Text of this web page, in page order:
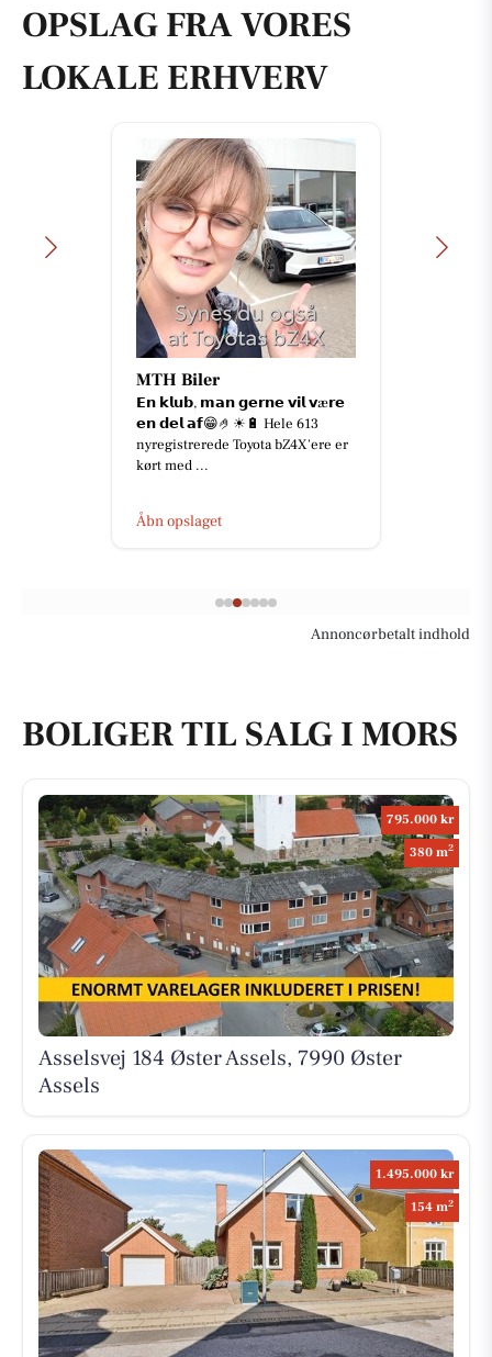
OPSLAG FRA VORES
LOKALE ERHVERV
𝗺𝗮𝗻 𝗴𝗲𝗿𝗻𝗲 𝘃𝗶𝗹 𝘃æ𝗿𝗲
𝗮𝗳😁🤌☀🔋 Hele 613
Toyota bZ4X'ere er
Annoncørbetalt indhold
BOLIGER TIL SALG I MORS
795.000 kr
380 m2
Asselsvej 184 Øster Assels, 7990 Øster
Assels
1.495.000 kr
154 m2